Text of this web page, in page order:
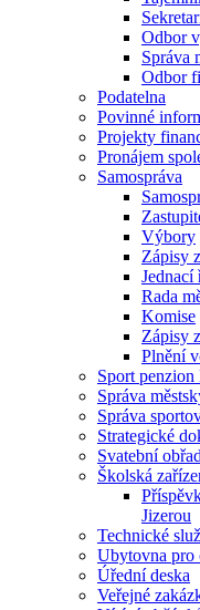
Odbor
Správa
Odbor
Podatelna
Povinné
Projekty
Pronájem
Samospráva
Výbory
Zápisy
Jednací
Rada
Komise
Zápisy
Plnění
Sport
Správa
Správa
Strategické
Svatební
Školská
Jizerou
Technické
Ubytovna pro
Úřední deska
Veřejné